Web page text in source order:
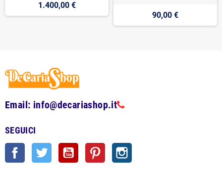
1.400,00 €
90,00 €
Email: info@decariashop.it
SEGUICI
Facebook Twitter YouTube Pinterest